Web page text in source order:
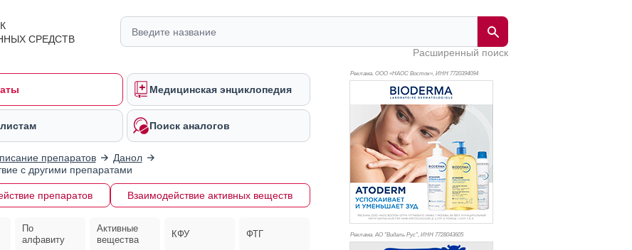
СРЕДСТВ
Расширенный поиск
Медицинская энциклопедия
Поиск аналогов
препаратов
Данол
с другими препаратами
препаратов Взаимодействие активных веществ
По
алфавиту
Активные
вещества
КФУ ФТГ
Реклама. ООО «НАОС Восток», ИНН 7720394094
Реклама. АО "Видаль Рус", ИНН 7728043605